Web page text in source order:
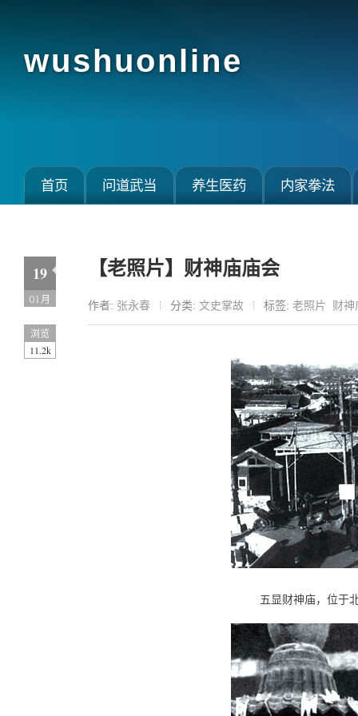
wushuonline
首页 问道武当 养生医药 内家拳法
【老照片】财神庙庙会
作者: 张永春 分类: 文史掌故 标签: 老照片 财神
五显财神庙，位于
19
01月
浏览
11.2k